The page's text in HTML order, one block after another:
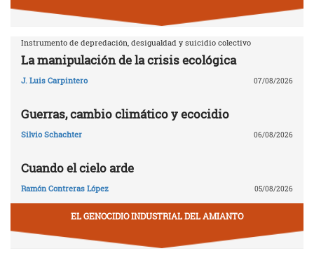
Instrumento de depredación, desigualdad y suicidio colectivo
La manipulación de la crisis ecológica
J. Luis Carpintero 07/08/2026
Guerras, cambio climático y ecocidio
Silvio Schachter 06/08/2026
Cuando el cielo arde
Ramón Contreras López 05/08/2026
EL GENOCIDIO INDUSTRIAL DEL AMIANTO